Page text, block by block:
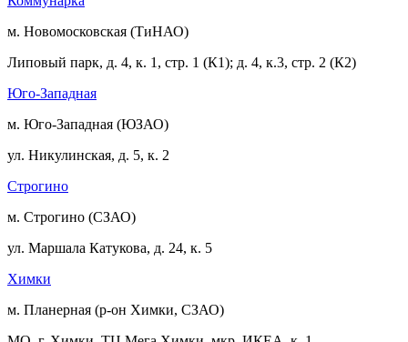
м. Новомосковская (ТиНАО)
Липовый парк, д. 4, к. 1, стр. 1 (К1); д. 4, к.3, стр. 2 (К2)
Юго-Западная
м. Юго-Западная (ЮЗАО)
ул. Никулинская, д. 5, к. 2
Строгино
м. Строгино (СЗАО)
ул. Маршала Катукова, д. 24, к. 5
Химки
м. Планерная (р-он Химки, СЗАО)